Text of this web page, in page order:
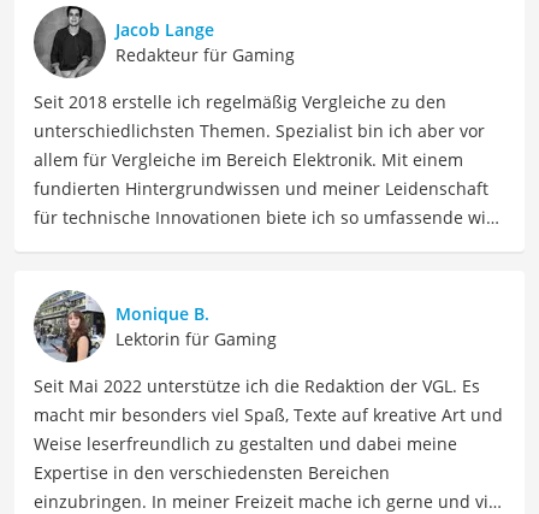
Jacob Lange
Redakteur für Gaming
Seit 2018 erstelle ich regelmäßig Vergleiche zu den
unterschiedlichsten Themen. Spezialist bin ich aber vor
allem für Vergleiche im Bereich Elektronik. Mit einem
fundierten Hintergrundwissen und meiner Leidenschaft
für technische Innovationen biete ich so umfassende wie
detaillierte Produktvergleiche, Kaufberatungen und
technische Analysen, um Verbrauchern dabei zu helfen,
sowohl informierte Entscheidungen zu treffen als auch
die besten elektronischen Lösungen für ihre Bedürfnisse
zu finden.
Der Gamers-Only-Booster-Vergleich ist aus unserer Sicht
besonders empfehlenswert fürGamer.
Monique B.
Lektorin für Gaming
Seit Mai 2022 unterstütze ich die Redaktion der VGL. Es
macht mir besonders viel Spaß, Texte auf kreative Art und
Weise leserfreundlich zu gestalten und dabei meine
Expertise in den verschiedensten Bereichen
einzubringen. In meiner Freizeit mache ich gerne und viel